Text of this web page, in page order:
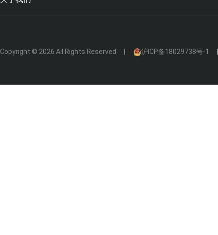
Copyright © 2026 All Rights Reserved 沪ICP备18029738号-1